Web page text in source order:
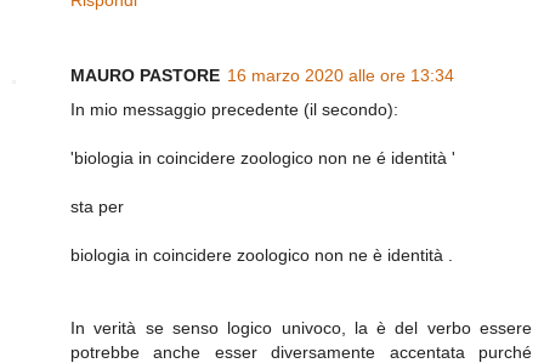
MAURO PASTORE 16 marzo 2020 alle ore 13:34
In mio messaggio precedente (il secondo):
'biologia in coincidere zoologico non ne é identità '
sta per
biologia in coincidere zoologico non ne è identità .
In verità se senso logico univoco, la è del verbo essere
potrebbe anche esser diversamente accentata purché